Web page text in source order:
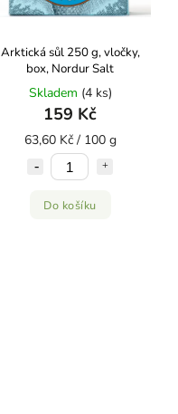
Arktická sůl 250 g, vločky,
box, Nordur Salt
Skladem (4 ks)
159 Kč
63,60 Kč / 100 g
Do košíku